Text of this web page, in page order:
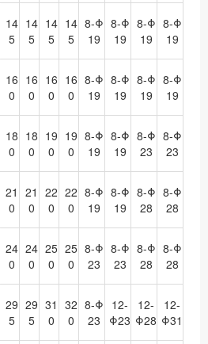
14
5
14
5
14
5
14
5
8-Φ
19
8-Φ
19
8-Φ
19
8-Φ
19
16
0
16
0
16
0
16
0
8-Φ
19
8-Φ
19
8-Φ
19
8-Φ
19
18
0
18
0
19
0
19
0
8-Φ
19
8-Φ
19
8-Φ
23
8-Φ
23
21
0
21
0
22
0
22
0
8-Φ
19
8-Φ
19
8-Φ
28
8-Φ
28
24
0
24
0
25
0
25
0
8-Φ
23
8-Φ
23
8-Φ
28
8-Φ
28
29
5
29
5
31
0
32
0
8-Φ
23
12-
Φ23
12-
Φ28
12-
Φ31